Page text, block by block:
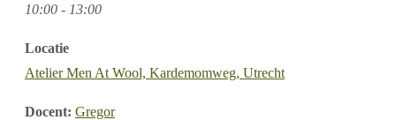
10:00 - 13:00
Locatie
Atelier Men At Wool, Kardemomweg, Utrecht
Docent: Gregor